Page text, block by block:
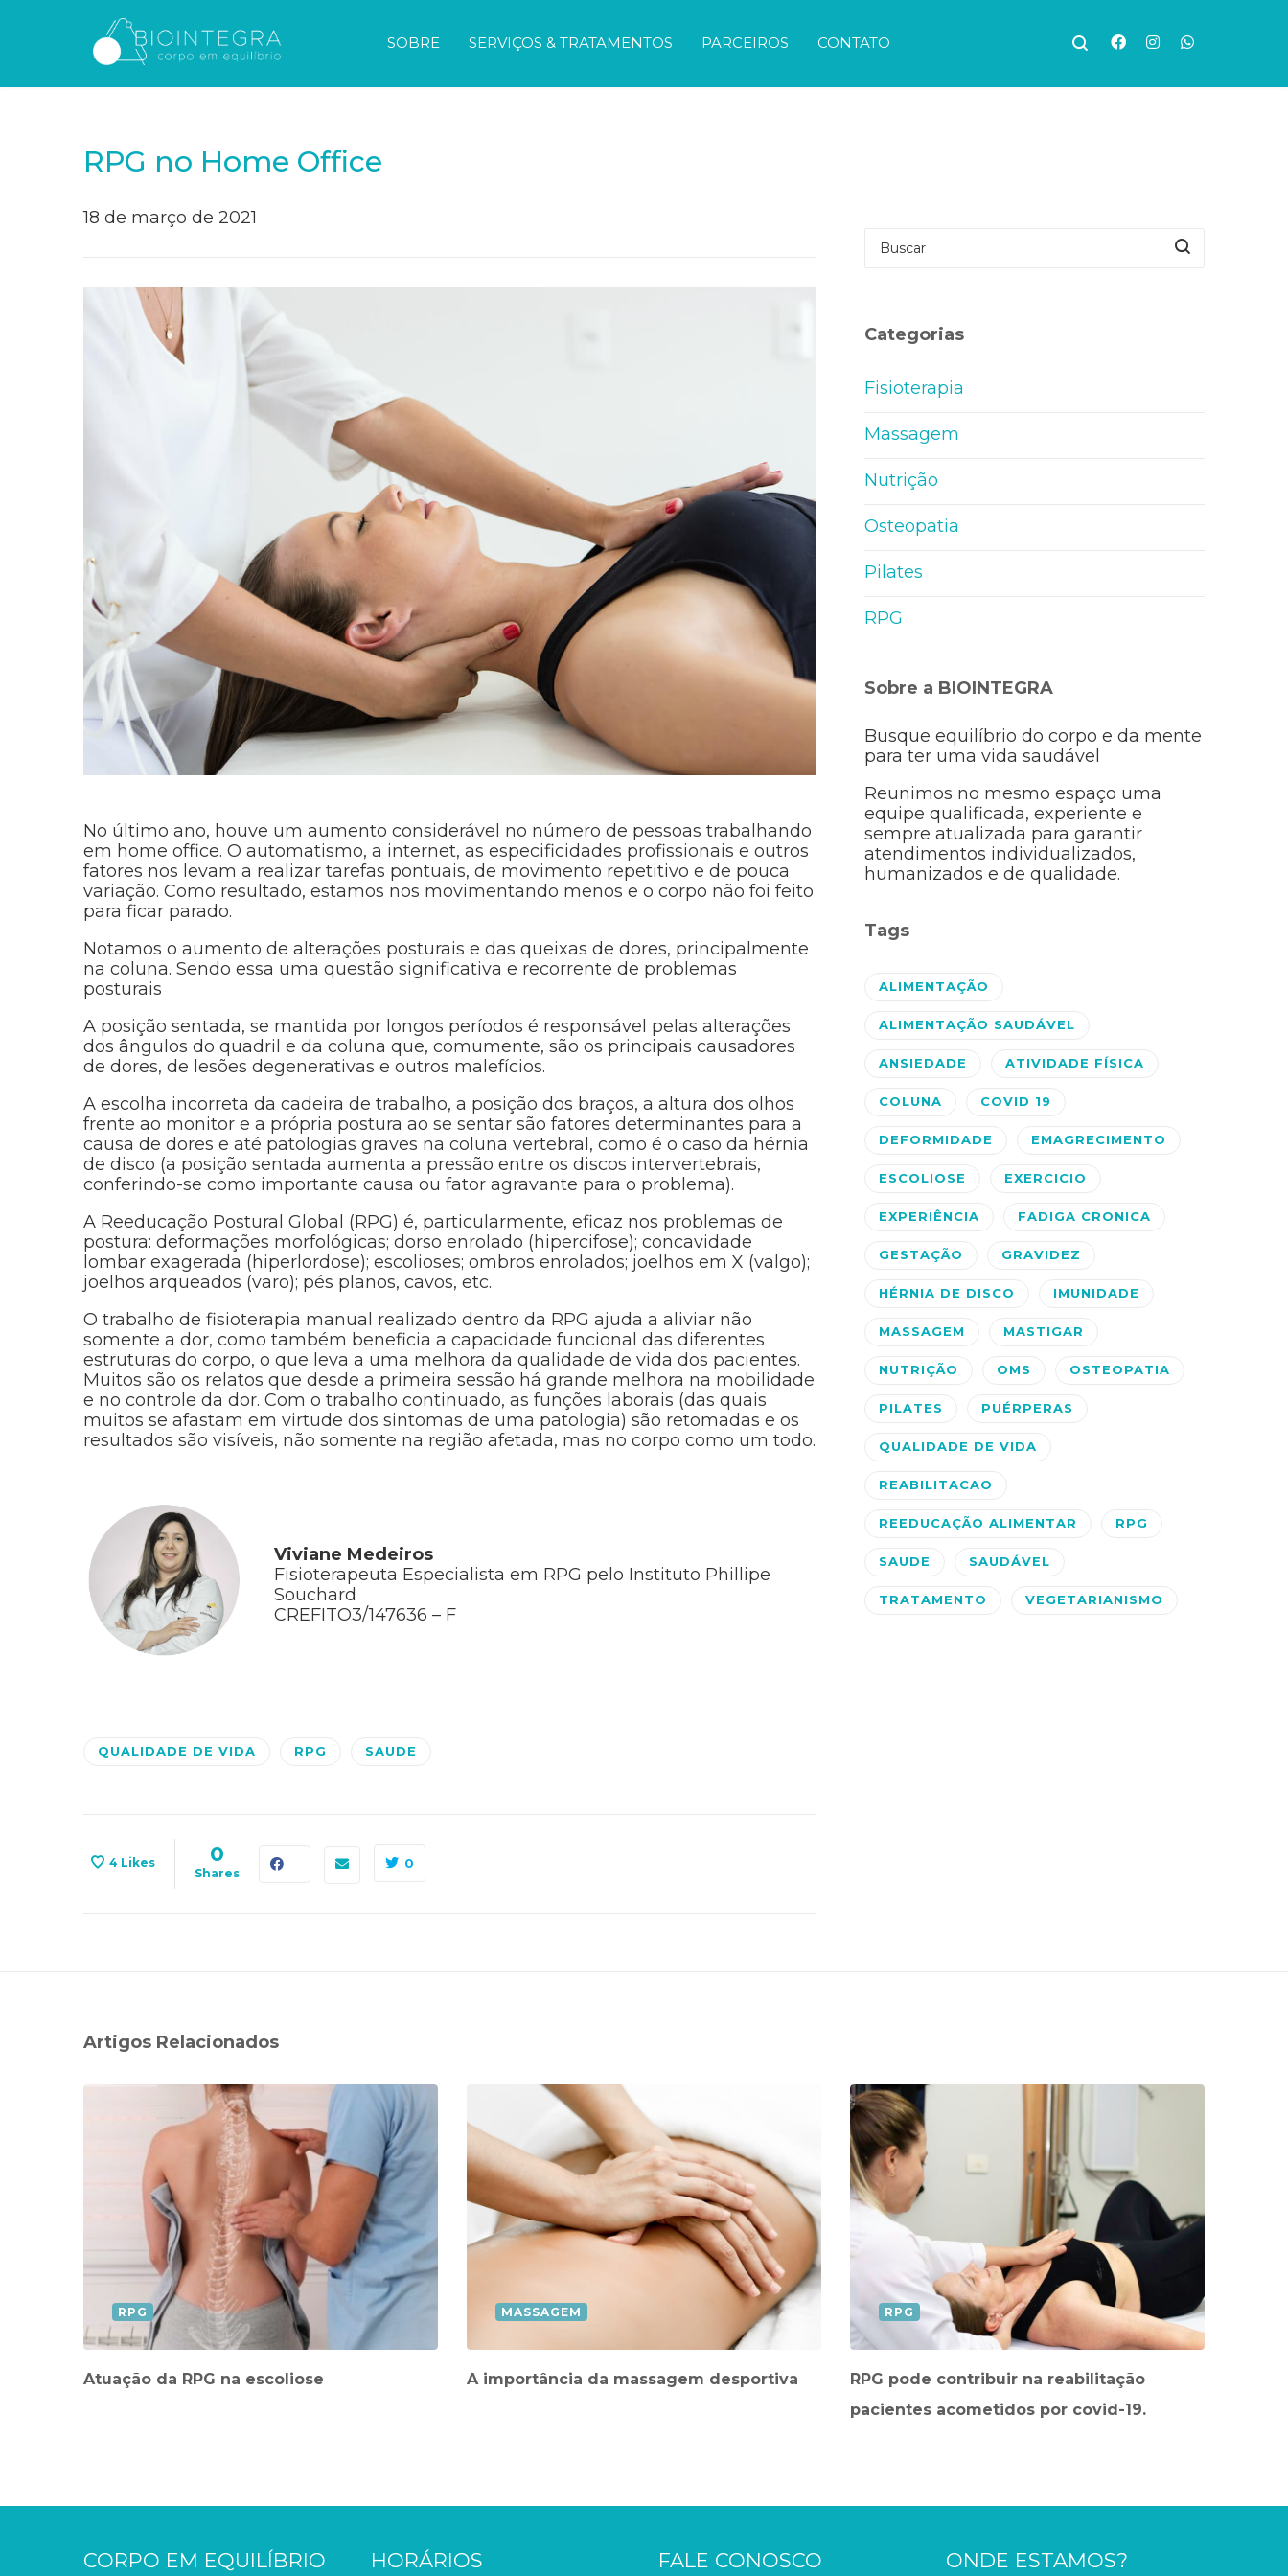
SOBRE SERVIÇOS & TRATAMENTOS PARCEIROS CONTATO
RPG no Home Office
18 de março de 2021
No último ano, houve um aumento considerável no número de pessoas trabalhando
em home office. O automatismo, a internet, as especificidades profissionais e outros
fatores nos levam a realizar tarefas pontuais, de movimento repetitivo e de pouca
variação. Como resultado, estamos nos movimentando menos e o corpo não foi feito
para ficar parado.
Notamos o aumento de alterações posturais e das queixas de dores, principalmente
na coluna. Sendo essa uma questão significativa e recorrente de problemas
posturais
A posição sentada, se mantida por longos períodos é responsável pelas alterações
dos ângulos do quadril e da coluna que, comumente, são os principais causadores
de dores, de lesões degenerativas e outros malefícios.
A escolha incorreta da cadeira de trabalho, a posição dos braços, a altura dos olhos
frente ao monitor e a própria postura ao se sentar são fatores determinantes para a
causa de dores e até patologias graves na coluna vertebral, como é o caso da hérnia
de disco (a posição sentada aumenta a pressão entre os discos intervertebrais,
conferindo-se como importante causa ou fator agravante para o problema).
A Reeducação Postural Global (RPG) é, particularmente, eficaz nos problemas de
postura: deformações morfológicas; dorso enrolado (hipercifose); concavidade
lombar exagerada (hiperlordose); escolioses; ombros enrolados; joelhos em X (valgo);
joelhos arqueados (varo); pés planos, cavos, etc.
O trabalho de fisioterapia manual realizado dentro da RPG ajuda a aliviar não
somente a dor, como também beneficia a capacidade funcional das diferentes
estruturas do corpo, o que leva a uma melhora da qualidade de vida dos pacientes.
Muitos são os relatos que desde a primeira sessão há grande melhora na mobilidade
e no controle da dor. Com o trabalho continuado, as funções laborais (das quais
muitos se afastam em virtude dos sintomas de uma patologia) são retomadas e os
resultados são visíveis, não somente na região afetada, mas no corpo como um todo.
Viviane Medeiros
Fisioterapeuta Especialista em RPG pelo Instituto Phillipe
Souchard
CREFITO3/147636 – F
QUALIDADE DE VIDA RPG SAUDE
4 Likes 0
Shares
0
Categorias
Fisioterapia
Massagem
Nutrição
Osteopatia
Pilates
RPG
Sobre a BIOINTEGRA
Busque equilíbrio do corpo e da mente
para ter uma vida saudável
Reunimos no mesmo espaço uma
equipe qualificada, experiente e
sempre atualizada para garantir
atendimentos individualizados,
humanizados e de qualidade.
Tags
ALIMENTAÇÃO
ALIMENTAÇÃO SAUDÁVEL
ANSIEDADE ATIVIDADE FÍSICA
COLUNA COVID 19
DEFORMIDADE EMAGRECIMENTO
ESCOLIOSE EXERCICIO
EXPERIÊNCIA FADIGA CRONICA
GESTAÇÃO GRAVIDEZ
HÉRNIA DE DISCO IMUNIDADE
MASSAGEM MASTIGAR
NUTRIÇÃO OMS OSTEOPATIA
PILATES PUÉRPERAS
QUALIDADE DE VIDA
REABILITACAO
REEDUCAÇÃO ALIMENTAR RPG
SAUDE SAUDÁVEL
TRATAMENTO VEGETARIANISMO
Artigos Relacionados
RPG
Atuação da RPG na escoliose
MASSAGEM
A importância da massagem desportiva
RPG
RPG pode contribuir na reabilitação
pacientes acometidos por covid-19.
CORPO EM EQUILÍBRIO HORÁRIOS FALE CONOSCO ONDE ESTAMOS?